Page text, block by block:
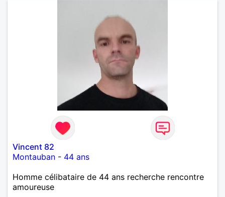
Vincent 82
Montauban - 44 ans
Homme célibataire de 44 ans recherche rencontre
amoureuse